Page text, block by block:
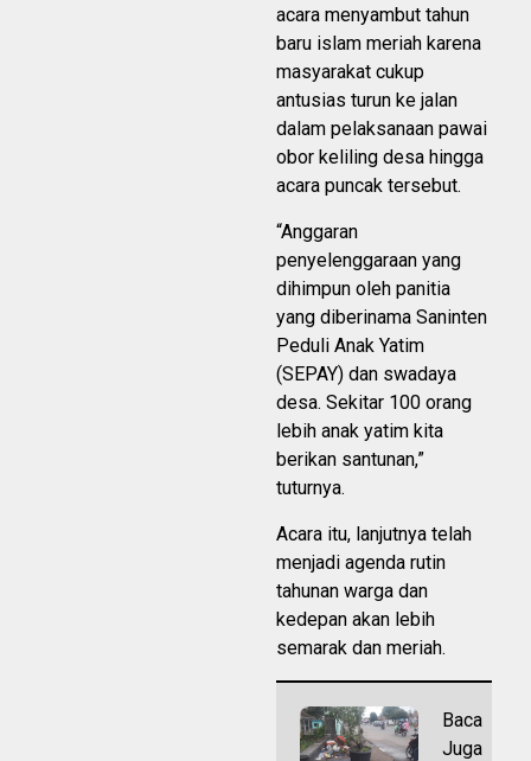
acara menyambut tahun
baru islam meriah karena
masyarakat cukup
antusias turun ke jalan
dalam pelaksanaan pawai
obor keliling desa hingga
acara puncak tersebut.
“Anggaran
penyelenggaraan yang
dihimpun oleh panitia
yang diberinama Saninten
Peduli Anak Yatim
(SEPAY) dan swadaya
desa. Sekitar 100 orang
lebih anak yatim kita
berikan santunan,”
tuturnya.
Acara itu, lanjutnya telah
menjadi agenda rutin
tahunan warga dan
kedepan akan lebih
semarak dan meriah.
Baca
Juga